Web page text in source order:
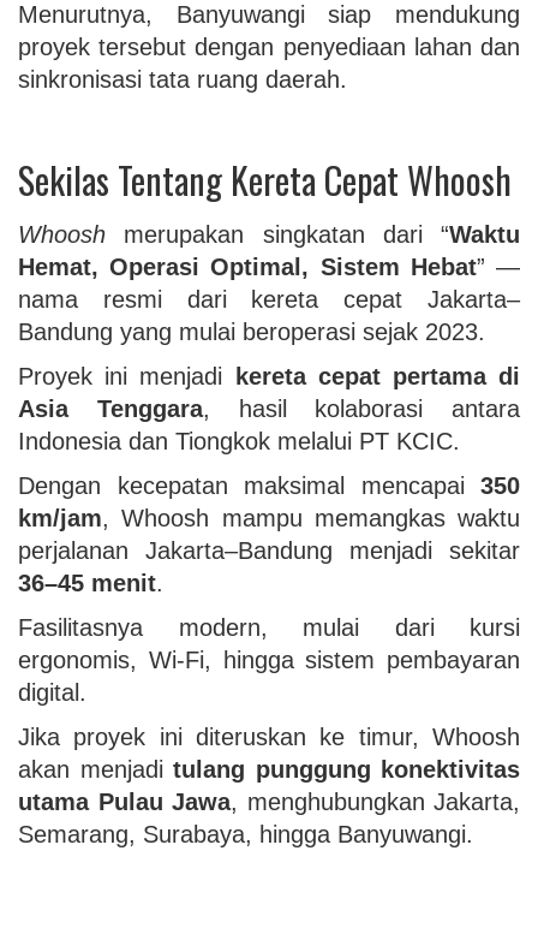
Menurutnya, Banyuwangi siap mendukung
proyek tersebut dengan penyediaan lahan dan
sinkronisasi tata ruang daerah.
Sekilas Tentang Kereta Cepat Whoosh
Whoosh merupakan singkatan dari “Waktu
Hemat, Operasi Optimal, Sistem Hebat” —
nama resmi dari kereta cepat Jakarta–
Bandung yang mulai beroperasi sejak 2023.
Proyek ini menjadi
kereta cepat pertama di
Asia Tenggara, hasil kolaborasi antara
Indonesia dan Tiongkok melalui PT KCIC.
Dengan kecepatan maksimal mencapai 350
km/jam, Whoosh mampu memangkas waktu
perjalanan Jakarta–Bandung menjadi sekitar
36–45 menit.
Fasilitasnya modern, mulai dari kursi
ergonomis, Wi-Fi, hingga sistem pembayaran
digital.
Jika proyek ini diteruskan ke timur, Whoosh
akan menjadi tulang punggung konektivitas
utama Pulau Jawa, menghubungkan Jakarta,
Semarang, Surabaya, hingga Banyuwangi.